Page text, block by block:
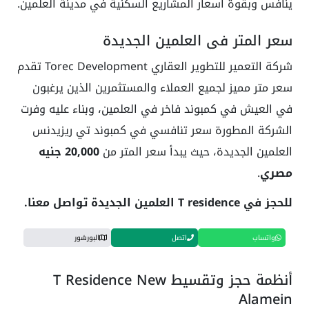
سعر المتر في العلمين الجديدة
شركة التعمير للتطوير العقاري Torec Development تقدم
سعر متر مميز لجميع العملاء والمستثمرين الذين يرغبون
في العيش في كمبوند فاخر في العلمين، وبناء عليه وفرت
الشركة المطورة سعر تنافسي في كمبوند تي ريزيدنس
العلمين الجديدة، حيث يبدأ سعر المتر من
20,000 جنيه
مصري.
للحجز في T residence العلمين الجديدة تواصل معنا.
واتساب اتصل البورشور
أنظمة حجز وتقسيط T Residence New
Alamein